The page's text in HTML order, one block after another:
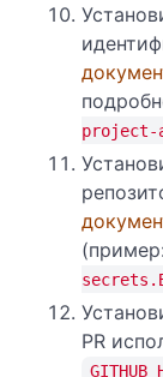
project-
(пример:
PR